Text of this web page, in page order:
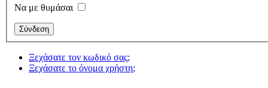
Να με θυμάσαι
Ξεχάσατε τον κωδικό σας;
Ξεχάσατε το όνομα χρήστη;